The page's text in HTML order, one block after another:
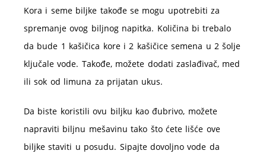
Kora i seme biljke takođe se mogu upotrebiti za
spremanje ovog biljnog napitka. Količina bi trebalo
da bude 1 kašičica kore i 2 kašičice semena u 2 šolje
ključale vode. Takođe, možete dodati zaslađivač, med
ili sok od limuna za prijatan ukus.
Da biste koristili ovu biljku kao đubrivo, možete
napraviti biljnu mešavinu tako što ćete lišće ove
biljke staviti u posudu. Sipajte dovoljno vode da